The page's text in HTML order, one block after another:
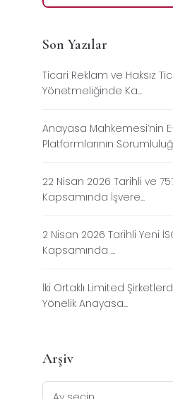
Son Yazılar
Ticari Reklam ve Haksız
Yönetmeliğinde Ka...
Anayasa Mahkemesi’nin
Platformlarının
22 Nisan 2026 Tarihli ve
Kapsamında İşvere...
2 Nisan 2026 Tarihli Yeni
Kapsamında ...
İki Ortaklı Limited
Yönelik Anayasa...
Arşiv